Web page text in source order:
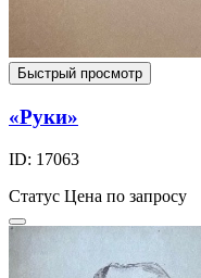
Быстрый просмотр
«Руки»
ID: 17063
Статус Цена по запросу